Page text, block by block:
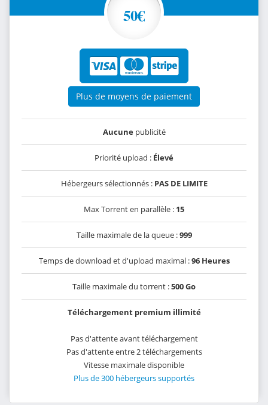
50€
Plus de moyens de paiement
Aucunepublicité
Priorité upload : Élevé
Hébergeurs sélectionnés : PAS DE LIMITE
Max Torrent en parallèle : 15
Taille maximale de la queue :999
Temps de download et d'upload maximal :96 Heures
Taille maximale du torrent :500 Go
Téléchargement premium illimité
Pas d'attente avant téléchargement
Pas d'attente entre 2 téléchargements
Vitesse maximale disponible
Plus de 300 hébergeurs supportés